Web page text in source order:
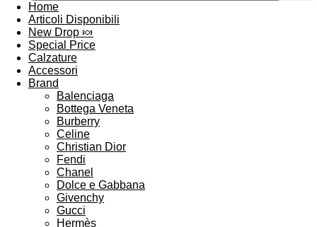
Home
Articoli Disponibili
New Drop 🍬
Special Price
Calzature
Accessori
Brand
Balenciaga
Bottega Veneta
Burberry
Celine
Christian Dior
Fendi
Chanel
Dolce e Gabbana
Givenchy
Gucci
Hermès